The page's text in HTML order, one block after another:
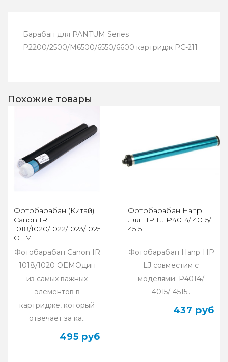
Барабан для PANTUM Series
P2200/2500/M6500/6550/6600 картридж PC-211
Похожие товары
Фотобарабан (Китай)
Canon IR
1018/1020/1022/1023/1025
OEM
Фотобарабан Canon IR
1018/1020 OEMОдин
из самых важных
элементов в
картридже, который
отвечает за ка..
495 руб
Фотобарабан Hanp
для HP LJ P4014/ 4015/
4515
Фотобарабан Hanp HP
LJ совместим с
моделями: P4014/
4015/ 4515..
437 руб